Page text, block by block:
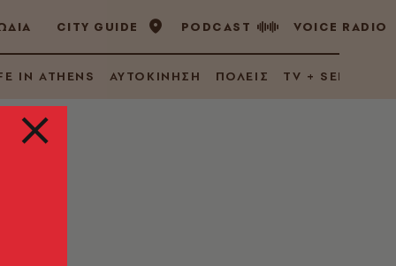
CITY GUIDE PODCAST VOICE RADIO
IN ATHENS ΑΥΤΟΚΙΝΗΣΗ ΠΟΛΕΙΣ TV + SERIES